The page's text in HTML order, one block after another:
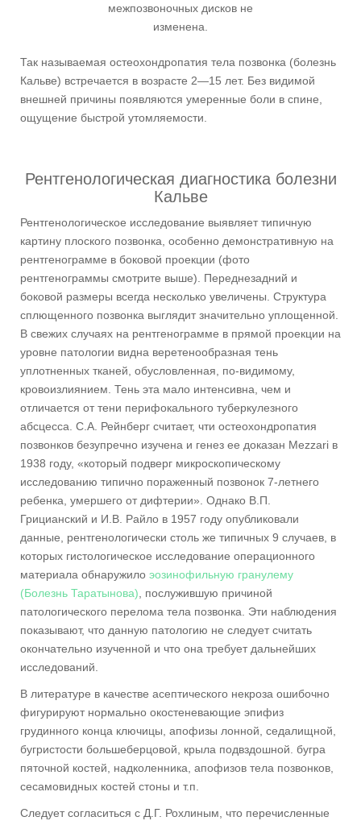
межпозвоночных дисков не
изменена.
Так называемая остеохондропатия тела позвонка (болезнь
Кальве) встречается в возрасте 2—15 лет. Без видимой
внешней причины появляются умеренные боли в спине,
ощущение быстрой утомляемости.
Рентгенологическая диагностика болезни
Кальве
Рентгенологическое исследование выявляет типичную
картину плоского позвонка, особенно демонстративную на
рентгенограмме в боковой проекции (фото
рентгенограммы смотрите выше). Переднезадний и
боковой размеры всегда несколько увеличены. Структура
сплющенного позвонка выглядит значительно уплощенной.
В свежих случаях на рентгенограмме в прямой проекции на
уровне патологии видна веретенообразная тень
уплотненных тканей, обусловленная, по-видимому,
кровоизлиянием. Тень эта мало интенсивна, чем и
отличается от тени перифокального туберкулезного
абсцесса. С.А. Рейнберг считает, чти остеохондропатия
позвонков безупречно изучена и генез ее доказан Mezzari в
1938 году, «который подверг микроскопическому
исследованию типично пораженный позвонок 7-летнего
ребенка, умершего от дифтерии». Однако В.П.
Грицианский и И.В. Райло в 1957 году опубликовали
данные, рентгенологически столь же типичных 9 случаев, в
которых гистологическое исследование операционного
материала обнаружило эозинофильную гранулему
(Болезнь Таратынова), послужившую причиной
патологического перелома тела позвонка. Эти наблюдения
показывают, что данную патологию не следует считать
окончательно изученной и что она требует дальнейших
исследований.
В литературе в качестве асептического некроза ошибочно
фигурируют нормально окостеневающие эпифиз
грудинного конца ключицы, апофизы лонной, седалищной,
бугристости большеберцовой, крыла подвздошной. бугра
пяточной костей, надколенника, апофизов тела позвонков,
сесамовидных костей стоны и т.п.
Следует согласиться с Д.Г. Рохлиным, что перечисленные